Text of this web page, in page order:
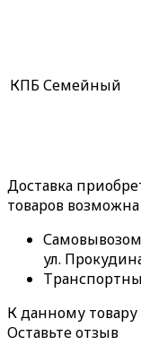
КПБ Семейный
Доставка
товаров
Самовывозом
ул.
К данному
Оставьте отзыв